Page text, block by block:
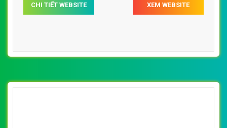
CHI TIẾT WEBSITE XEM WEBSITE